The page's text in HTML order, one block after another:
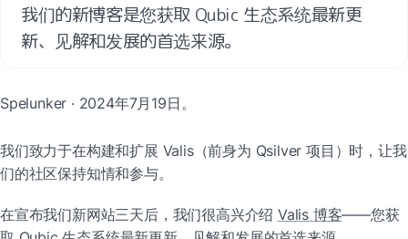
我们的新博客是您获取 Qubic 生态系统最新更
新、见解和发展的首选来源。
Spelunker · 2024年7月19日。
我们致力于在构建和扩展 Valis（前身为 Qsilver 项目）时，让我
们的社区保持知情和参与。
在宣布我们新网站三天后，我们很高兴介绍 Valis 博客——您获